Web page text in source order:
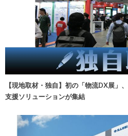
【現地取材・独自】初の「物流DX展」
支援ソリューションが集結